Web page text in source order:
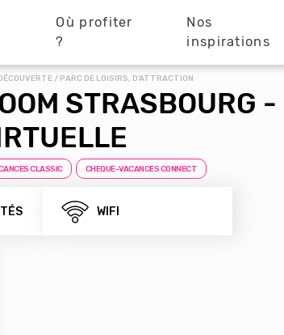
Où profiter
?
Nos
inspirations
/ PARC DE LOISIRS, D'ATTRACTION
STRASBOURG
CLASSIC CHEQUE-VACANCES CONNECT
WIFI